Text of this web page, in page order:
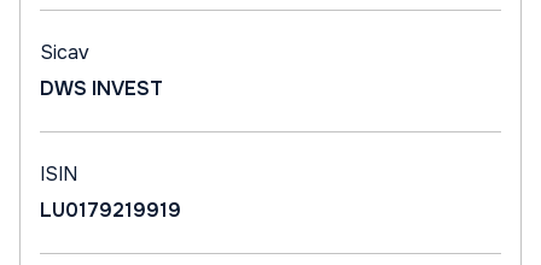
Sicav
DWS INVEST
ISIN
LU0179219919